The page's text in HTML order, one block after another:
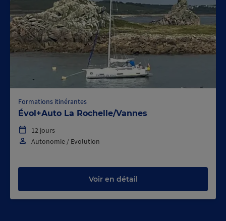
Formations itinérantes
Évol+Auto La Rochelle/Vannes
12 jours
Autonomie / Evolution
Voir en détail